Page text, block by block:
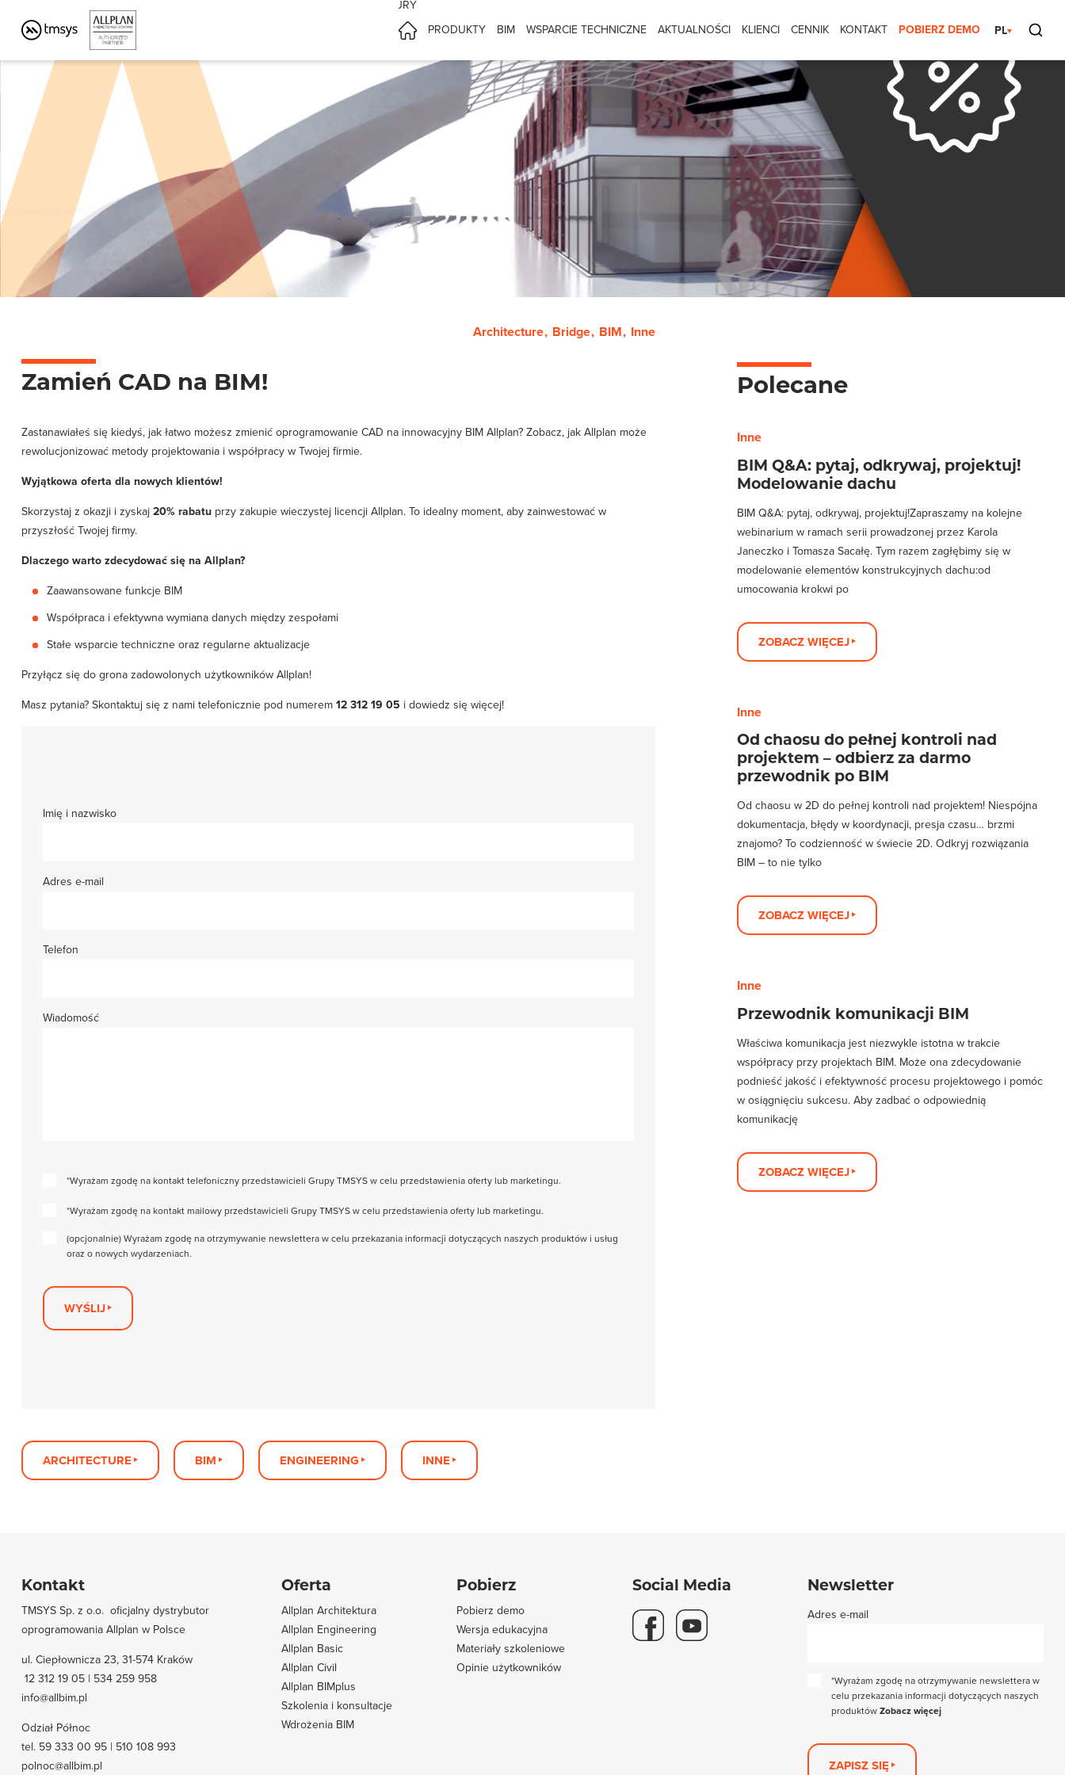
PROGRAM BIM DO KONSTRUKCJI I ARCHITEKTURY
PRODUKTY
BIM WSPARCIE TECHNICZNE AKTUALNOŚCI KLIENCI CENNIK KONTAKT POBIERZ DEMO
Architecture Bridge BIM Inne
Zamień CAD na BIM!
Zastanawiałeś się kiedyś, jak łatwo możesz zmienić oprogramowanie CAD na innowacyjny BIM Allplan? Zobacz, jak Allplan może
rewolucjonizować metody projektowania i współpracy w Twojej firmie.
Wyjątkowa oferta dla nowych klientów!
Skorzystaj z okazji i zyskaj20% rabatuprzy zakupie wieczystej licencji Allplan. To idealny moment, aby zainwestować w
przyszłość Twojej firmy.
Dlaczego warto zdecydować się na Allplan?
Zaawansowane funkcje BIM
Współpraca i efektywna wymiana danych między zespołami
Stałe wsparcie techniczne oraz regularne aktualizacje
Przyłącz się do grona zadowolonych użytkowników Allplan!
Masz pytania? Skontaktuj się z nami telefonicznie pod numerem12 312 19 05 i dowiedz się więcej!
Imię i nazwisko
Adres e-mail
Telefon
Wiadomość
*Wyrażam zgodę na kontakt telefoniczny przedstawicieli Grupy TMSYS w celu przedstawienia oferty lub marketingu.
*Wyrażam zgodę na kontakt mailowy przedstawicieli Grupy TMSYS w celu przedstawienia oferty lub marketingu.
(opcjonalnie) Wyrażam zgodę na otrzymywanie newslettera w celu przekazania informacji dotyczących naszych produktów i usług
oraz o nowych wydarzeniach.
WYŚLIJ
ARCHITECTURE BIM ENGINEERING INNE
Polecane
Inne
BIM Q&A: pytaj, odkrywaj, projektuj!
Modelowanie dachu
BIM Q&A: pytaj, odkrywaj, projektuj!Zapraszamy na kolejne
webinarium w ramach serii prowadzonej przez Karola
Janeczko i Tomasza Sacałę. Tym razem zagłębimy się w
modelowanie elementów konstrukcyjnych dachu:od
umocowania krokwi po
ZOBACZ WIĘCEJ
Inne
Od chaosu do pełnej kontroli nad
projektem – odbierz za darmo
przewodnik po BIM
Od chaosu w 2D do pełnej kontroli nad projektem! Niespójna
dokumentacja, błędy w koordynacji, presja czasu… brzmi
znajomo? To codzienność w świecie 2D. Odkryj rozwiązania
BIM – to nie tylko
ZOBACZ WIĘCEJ
Inne
Przewodnik komunikacji BIM
Właściwa komunikacja jest niezwykle istotna w trakcie
współpracy przy projektach BIM. Może ona zdecydowanie
podnieść jakość i efektywność procesu projektowego i pomóc
w osiągnięciu sukcesu. Aby zadbać o odpowiednią
komunikację
ZOBACZ WIĘCEJ
Kontakt
TMSYS Sp. z o.o. ­ oficjalny dystrybutor
oprogramowania Allplan w Polsce
ul. Ciepłownicza 23, 31-574 Kraków
12 312 19 05 | 534 259 958
info@allbim.pl
Odział Północ
tel. 59 333 00 95 | 510 108 993
polnoc@allbim.pl
Oferta
Allplan Architektura
Allplan Engineering
Allplan Basic
Allplan Civil
Allplan BIMplus
Szkolenia i konsultacje
Wdrożenia BIM
Pobierz
Pobierz demo
Wersja edukacyjna
Materiały szkoleniowe
Opinie użytkowników
Social Media Newsletter
Adres e-mail
*Wyrażam zgodę na otrzymywanie newslettera w
celu przekazania informacji dotyczących naszych
produktów Zobacz więcej
ZAPISZ SIĘ